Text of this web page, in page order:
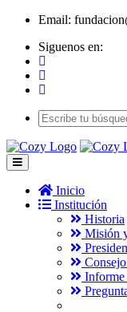
Email:
Siguenos en:
Inicio
Institución
Historia
Misión
Informe